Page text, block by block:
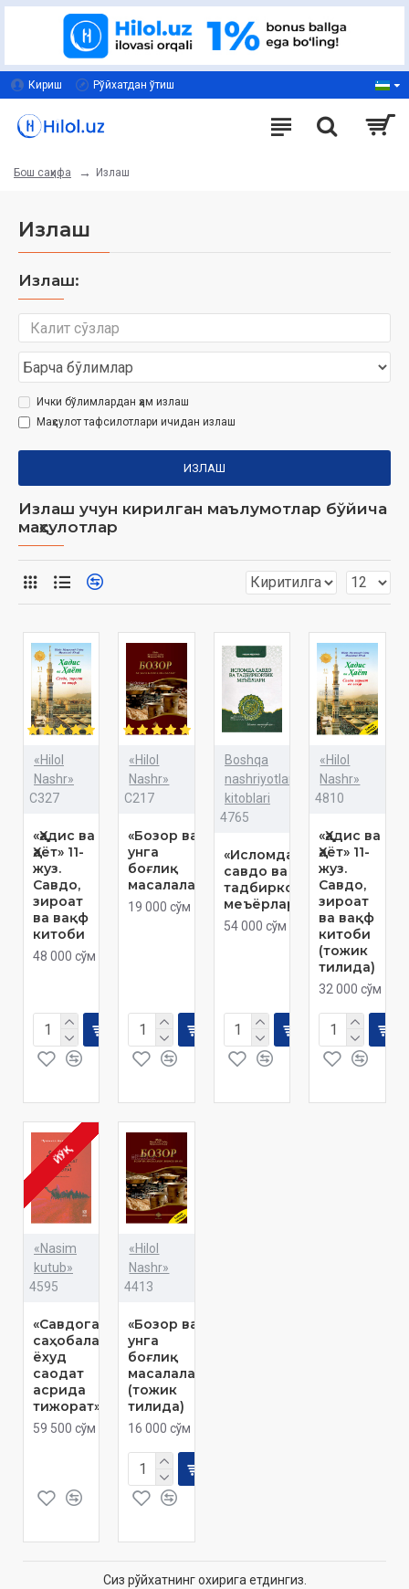
Кириш Рўйхатдан ўтиш
Бош саҳифа Излаш
Излаш
Излаш:
Ички бўлимлардан ҳам излаш
Маҳсулот тафсилотлари ичидан излаш
ИЗЛАШ
Излаш учун кирилган маълумотлар бўйича
маҳсулотлар
«Hilol
Nashr»
C327
«Ҳадис ва
Ҳаёт» 11-
жуз.
Савдо,
зироат
ва вақф
китоби
48 000 сўм
«Hilol
Nashr»
C217
«Бозор ва
унга
боғлиқ
масалалар»
19 000 сўм
Boshqa
nashriyotlar
kitoblari
4765
«Исломда
савдо ва
тадбиркорлик
меъёрлари»
54 000 сўм
«Hilol
Nashr»
4810
«Ҳадис ва
Ҳаёт» 11-
жуз.
Савдо,
зироат
ва вақф
китоби
(тожик
тилида)
32 000 сўм
ЙЎҚ
«Nasim
kutub»
4595
«Савдогар
саҳобалар
ёхуд
саодат
асрида
тижорат»
59 500 сўм
«Hilol
Nashr»
4413
«Бозор ва
унга
боғлиқ
масалалар»
(тожик
тилида)
16 000 сўм
Сиз рўйхатнинг охирига етдингиз.